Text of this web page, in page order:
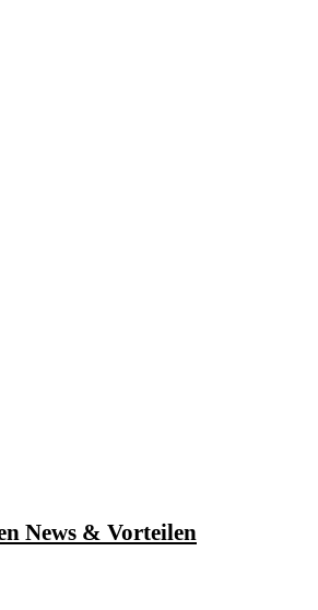
News & Vorteilen